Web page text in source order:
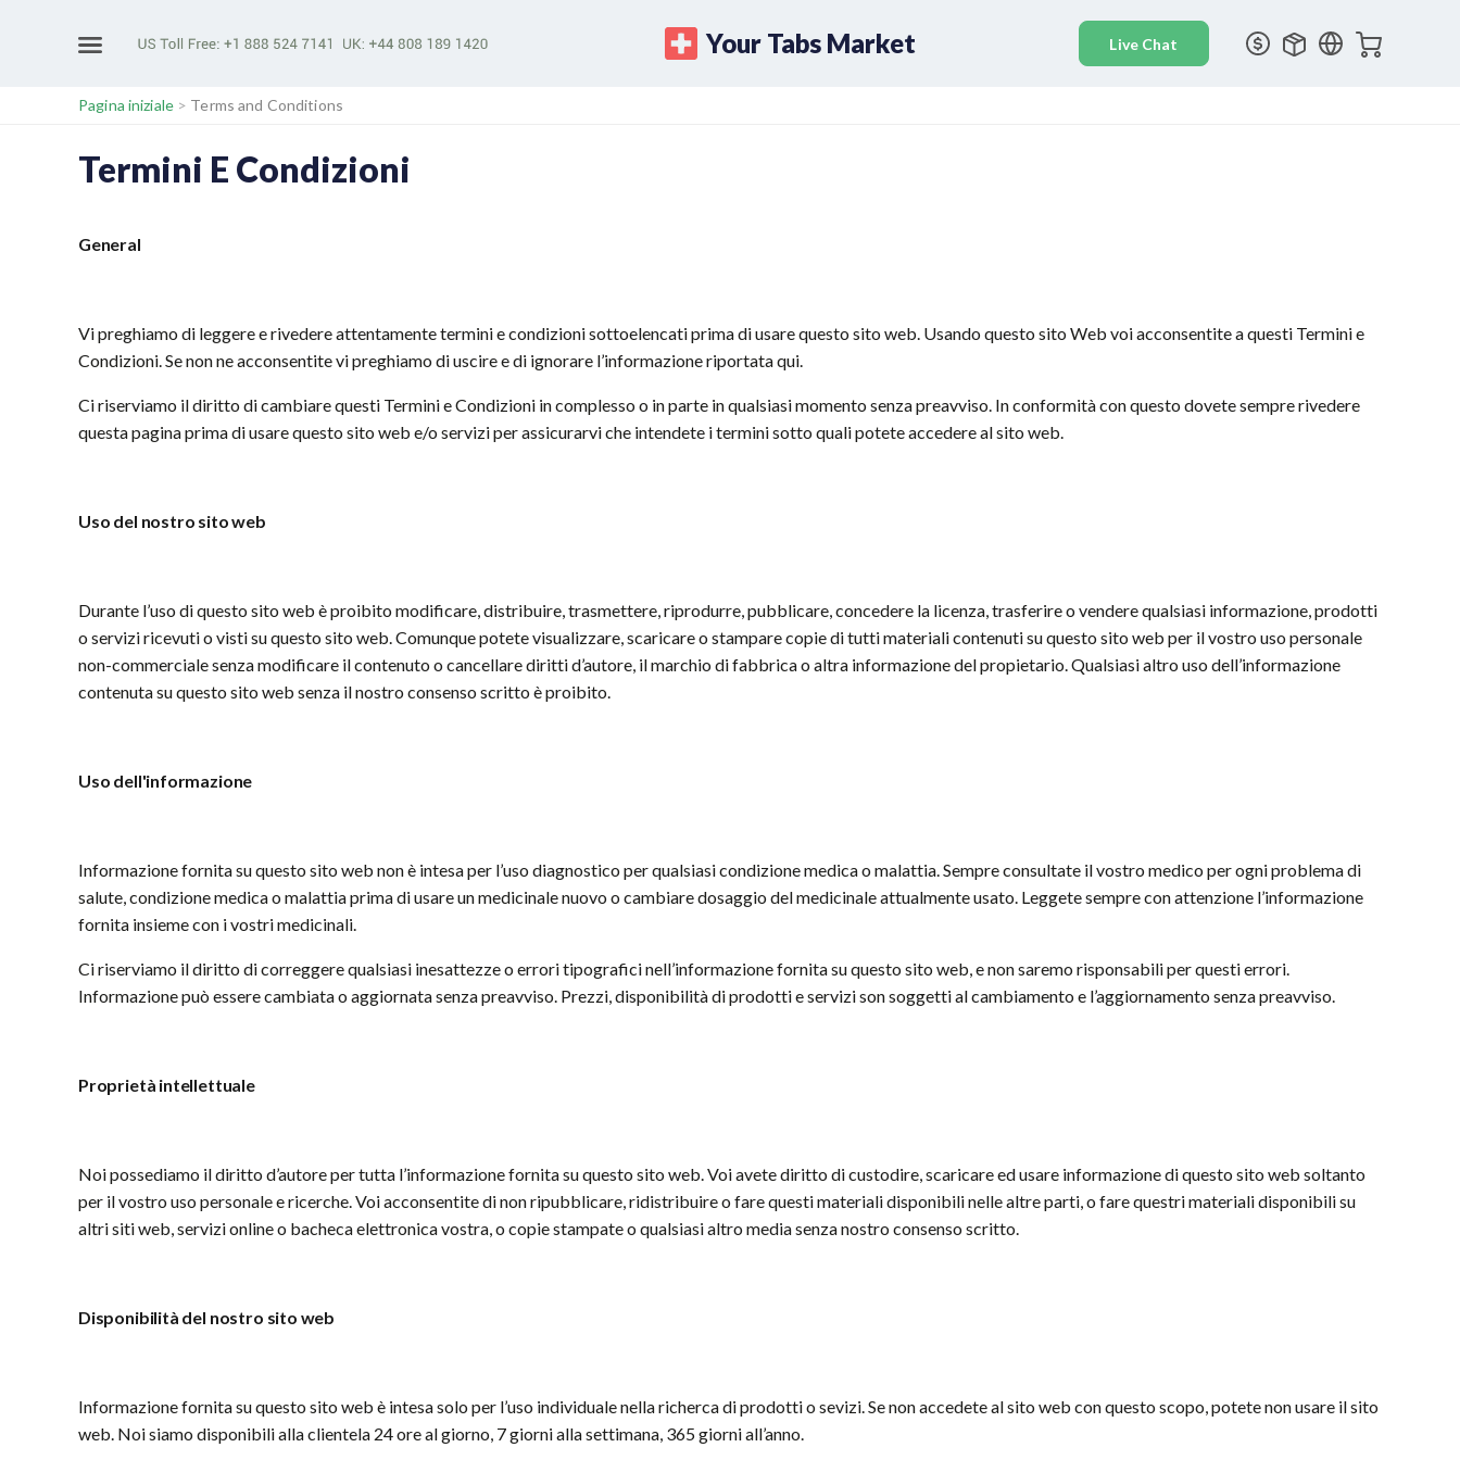
Your Tabs Market
Pagina iniziale> Terms and Conditions
Termini E Condizioni
General
Vi preghiamo di leggere e rivedere attentamente termini e condizioni sottoelencati prima di usare questo sito web. Usando questo sito Web voi acconsentite a questi Termini e
Condizioni. Se non ne acconsentite vi preghiamo di uscire e di ignorare l’informazione riportata qui.
Ci riserviamo il diritto di cambiare questi Termini e Condizioni in complesso o in parte in qualsiasi momento senza preavviso. In conformità con questo dovete sempre rivedere
questa pagina prima di usare questo sito web e/o servizi per assicurarvi che intendete i termini sotto quali potete accedere al sito web.
Uso del nostro sito web
Durante l’uso di questo sito web è proibito modificare, distribuire, trasmettere, riprodurre, pubblicare, concedere la licenza, trasferire o vendere qualsiasi informazione, prodotti
o servizi ricevuti o visti su questo sito web. Comunque potete visualizzare, scaricare o stampare copie di tutti materiali contenuti su questo sito web per il vostro uso personale
non-commerciale senza modificare il contenuto o cancellare diritti d’autore, il marchio di fabbrica o altra informazione del propietario. Qualsiasi altro uso dell’informazione
contenuta su questo sito web senza il nostro consenso scritto è proibito.
Uso dell'informazione
Informazione fornita su questo sito web non è intesa per l’uso diagnostico per qualsiasi condizione medica o malattia. Sempre consultate il vostro medico per ogni problema di
salute, condizione medica o malattia prima di usare un medicinale nuovo o cambiare dosaggio del medicinale attualmente usato. Leggete sempre con attenzione l’informazione
fornita insieme con i vostri medicinali.
Ci riserviamo il diritto di correggere qualsiasi inesattezze o errori tipografici nell’informazione fornita su questo sito web, e non saremo risponsabili per questi errori.
Informazione può essere cambiata o aggiornata senza preavviso. Prezzi, disponibilità di prodotti e servizi son soggetti al cambiamento e l’aggiornamento senza preavviso.
Proprietà intellettuale
Noi possediamo il diritto d’autore per tutta l’informazione fornita su questo sito web. Voi avete diritto di custodire, scaricare ed usare informazione di questo sito web soltanto
per il vostro uso personale e ricerche. Voi acconsentite di non ripubblicare, ridistribuire o fare questi materiali disponibili nelle altre parti, o fare questri materiali disponibili su
altri siti web, servizi online o bacheca elettronica vostra, o copie stampate o qualsiasi altro media senza nostro consenso scritto.
Disponibilità del nostro sito web
Informazione fornita su questo sito web è intesa solo per l’uso individuale nella richerca di prodotti o sevizi. Se non accedete al sito web con questo scopo, potete non usare il sito
web. Noi siamo disponibili alla clientela 24 ore al giorno, 7 giorni alla settimana, 365 giorni all’anno.